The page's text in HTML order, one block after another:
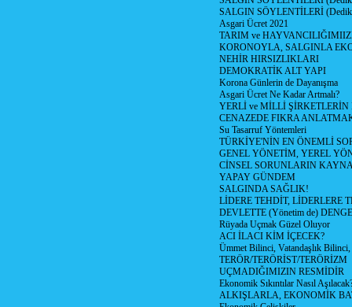
SALGIN SÖYLENTİLERİ
Asgari Ücret 2021
TARIM ve
KORONOYLA, SALGINLA
NEHİR HIRSIZLIKLARI
DEMOKRATİK ALT YAPI
Korona Günlerin de Dayanışma
Asgari Ücret Ne Kadar Artmalı?
YERLİ ve MİLLİ
CENAZEDE FIKRA
Su Tasarruf Yöntemleri
TÜRKİYE'NİN EN ÖNEMLİ
GENEL YÖNETİM, YEREL
CİNSEL SORUNLARIN
YAPAY GÜNDEM
SALGINDA SAĞLIK!
LİDERE TEHDİT, LİDERLERE
DEVLETTE (Yönetim de)
Rüyada Uçmak Güzel Oluyor
ACI İLACI KİM İÇECEK?
Ümmet Bilinci, Vatandaşlık
TERÖR/TERÖRİST/TERÖRİZM
UÇMADIĞIMIZIN RESMİDİR
Ekonomik Sıkıntılar Nasıl
ALKIŞLARLA, EKONOMİK